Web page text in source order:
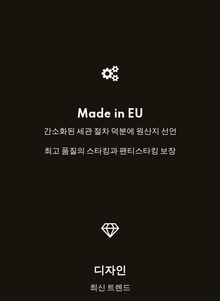
Made in EU
간소화된 세관 절차 덕분에 원산지 선언
최고 품질의 스타킹과 팬티스타킹 보장
디자인
최신 트렌드